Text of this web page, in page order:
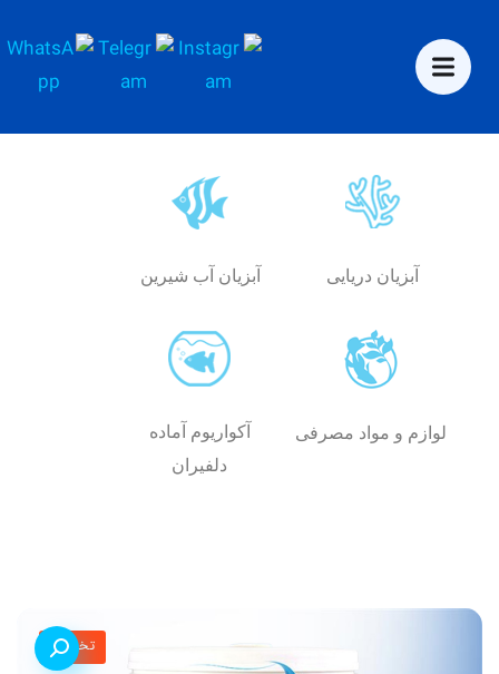
آبزیان دریایی آبزیان آب شیرین
لوازم و مواد مصرفی
آکواریوم آماده
دلفیران
تخفیف!